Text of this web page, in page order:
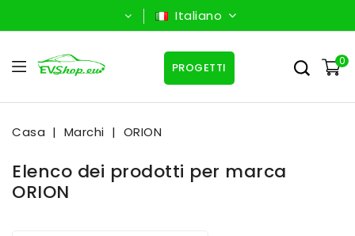
Italiano
0
PROGETTI
Casa Marchi ORION
Elenco dei prodotti per marca
ORION